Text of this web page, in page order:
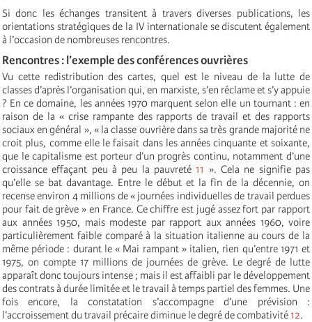
Si donc les échanges transitent à travers diverses publications, les
orientations stratégiques de la IV internationale se discutent également
à l’occasion de nombreuses rencontres.
Rencontres : l’exemple des conférences ouvrières
Vu cette redistribution des cartes, quel est le niveau de la lutte de
classes d’après l’organisation qui, en marxiste, s’en réclame et s’y appuie
? En ce domaine, les années 1970 marquent selon elle un tournant : en
raison de la « crise rampante des rapports de travail et des rapports
sociaux en général », « la classe ouvrière dans sa très grande majorité ne
croit plus, comme elle le faisait dans les années cinquante et soixante,
que le capitalisme est porteur d’un progrès continu, notamment d’une
croissance effaçant peu à peu la pauvreté11 ». Cela ne signifie pas
qu’elle se bat davantage. Entre le début et la fin de la décennie, on
recense environ 4 millions de « journées individuelles de travail perdues
pour fait de grève » en France. Ce chiffre est jugé assez fort par rapport
aux années 1950, mais modeste par rapport aux années 1960, voire
particulièrement faible comparé à la situation italienne au cours de la
même période : durant le « Mai rampant » italien, rien qu’entre 1971 et
1975, on compte 17 millions de journées de grève. Le degré de lutte
apparaît donc toujours intense ; mais il est affaibli par le développement
des contrats à durée limitée et le travail à temps partiel des femmes. Une
fois encore, la constatation s’accompagne d’une prévision :
l’accroissement du travail précaire diminue le degré de combativité12.